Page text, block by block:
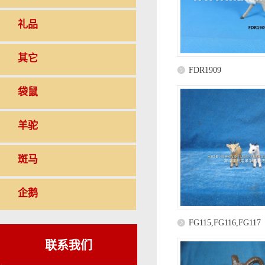
礼品
其它
袋鼠
羊驼
斑马
企鹅
联系我们
FDR1909
FG115,FG116,FG117